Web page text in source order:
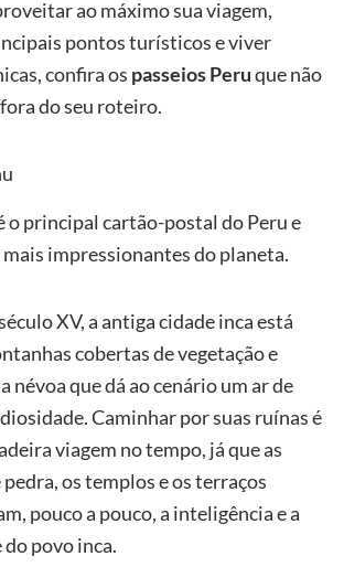
ao máximo sua viagem,
pontos turísticos e viver
confira os passeios Peruque não
do seu roteiro.
o principal cartão-postal do Peru e
mais impressionantes do planeta.
XV, a antiga cidade inca está
cobertas de vegetação e
névoa que dá ao cenário um ar de
Caminhar por suas ruínas é
viagem no tempo, já que as
os templos e os terraços
pouco a pouco, a inteligência e a
povo inca.